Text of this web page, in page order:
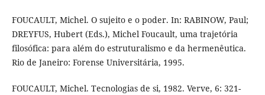
FOUCAULT, Michel. O sujeito e o poder. In: RABINOW, Paul;
DREYFUS, Hubert (Eds.), Michel Foucault, uma trajetória
filosófica: para além do estruturalismo e da hermenêutica.
Rio de Janeiro: Forense Universitária, 1995.
FOUCAULT, Michel. Tecnologias de si, 1982. Verve, 6: 321-